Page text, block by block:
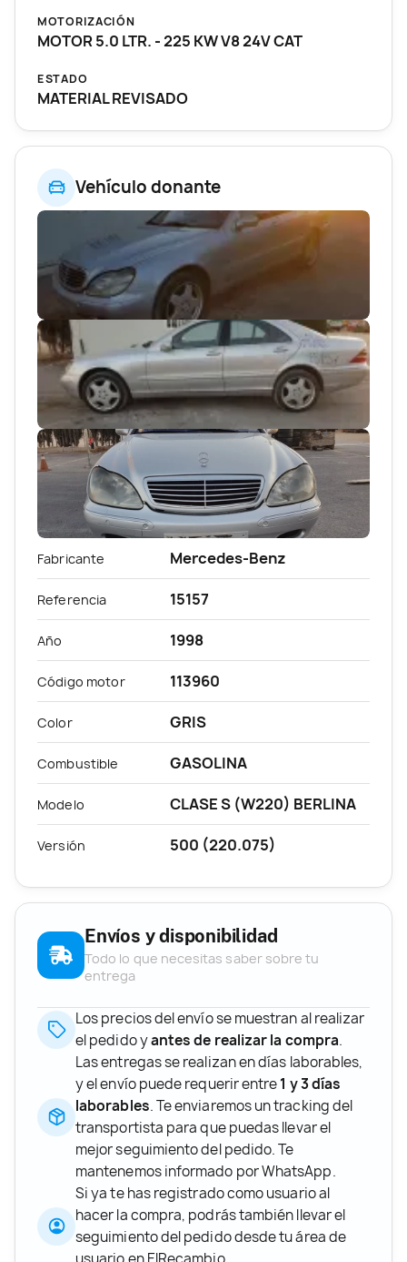
Vehículo donante
Fabricante Mercedes-Benz
Referencia 15157
Año 1998
Código motor 113960
Color GRIS
Combustible GASOLINA
Modelo CLASE S (W220) BERLINA
Versión 500 (220.075)
MOTORIZACIÓN
MOTOR 5.0 LTR. - 225 KW V8 24V CAT
ESTADO
MATERIAL REVISADO
Envíos y disponibilidad
Todo lo que necesitas saber sobre tu
entrega
Los precios del envío se muestran al realizar
el pedido yantes de realizar la compra.
Las entregas se realizan en días laborables,
y el envío puede requerir entre1 y 3 días
laborables. Te enviaremos un tracking del
transportista para que puedas llevar el
mejor seguimiento del pedido. Te
mantenemos informado por WhatsApp.
Si ya te has registrado como usuario al
hacer la compra, podrás también llevar el
seguimiento del pedido desde tu área de